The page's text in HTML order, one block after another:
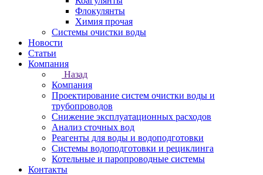
Флокулянты
Химия прочая
Системы очистки воды
Новости
Статьи
Компания
Назад
Компания
Проектирование систем очистки воды и
трубопроводов
Снижение эксплуатационных расходов
Анализ сточных вод
Реагенты для воды и водоподготовки
Системы водоподготовки и рециклинга
Котельные и паропроводные системы
Контакты